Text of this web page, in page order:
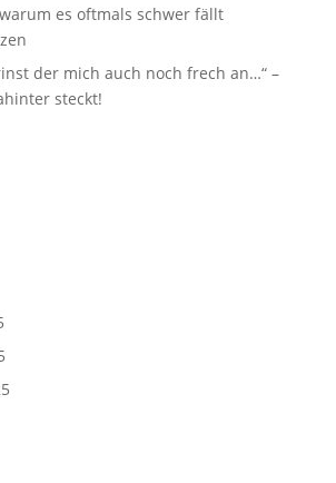
es oftmals schwer fällt
der mich auch noch frech an…“ –
steckt!